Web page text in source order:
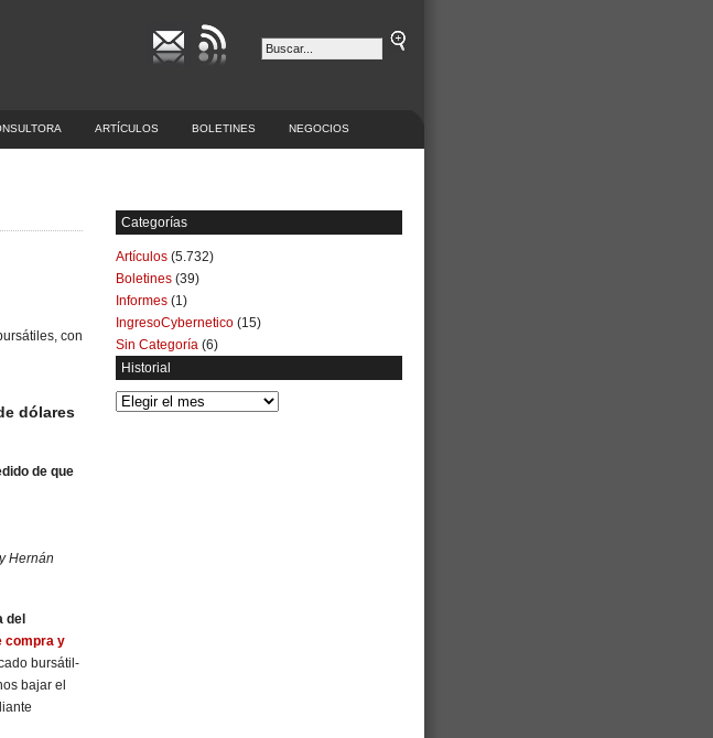
ARTÍCULOS BOLETINES NEGOCIOS
con
dólares
de que
Hernán
del
compra y
bursátil-
bajar el
Categorías
Artículos (5.732)
Boletines (39)
Informes (1)
IngresoCybernetico (15)
Sin Categoría (6)
Historial
Historial